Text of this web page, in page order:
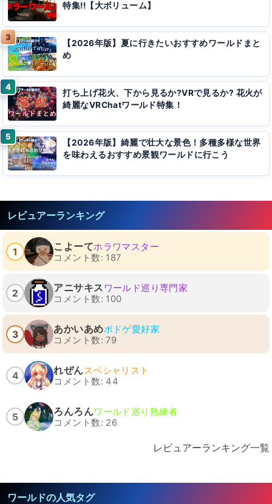
特集!!【大ボリューム】
【2026年版】夏に行きたいおすすめワールドまと
め
打ち上げ花火、下から見るか?VRで見るか? 花火が
綺麗なVRChatワールド特集！
【2026年版】綺麗で壮大な景色！多種多様な世界
を味わえるおすすめ景観ワールドに行こう
レビュアーランキング
1 こよーてホラワマスター
コメント数: 187
2 アニサキス ワールド巡り専門家
コメント数: 100
3 あかいあめボドゲ愛好家
コメント数: 79
4 れぜんスペシャリスト
コメント数: 44
5 ろんろんワールド巡り熟練者
コメント数: 26
レビュアーランキング一覧
ワールドの人気タグ